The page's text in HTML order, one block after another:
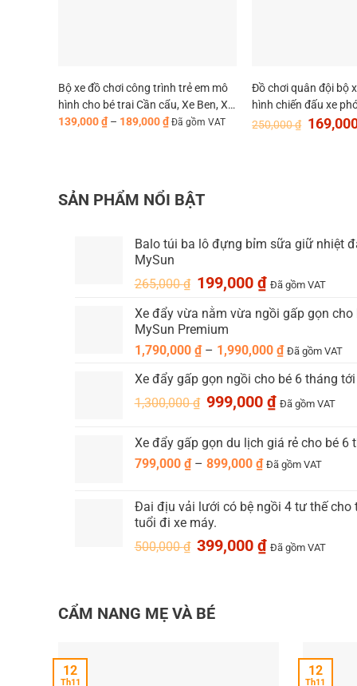
Đồ chơi xe công trình làm từ nhựa ABS bền bỉ và
Hộp màu được trang trí, thiết kế ấn tượng thích
Bộ xe đồ chơi công trình trẻ em mô
hình cho bé trai Cần cẩu, Xe Ben, Xe
Tải, Trộn bê tông – MySun
139,000₫ – 189,000₫Khoảng
giá:
Đã gồm VAT
Đồ chơi quân đội bộ
hình chiến đấu xe
dò ra đa xe bồn
250,000₫ Giá
gốc
SẢN PHẨM NỔI BẬT
Balo túi ba lô đựng bỉm sữa giữ nhiệt
MySun
265,000₫ Giá
là:
265,000 ₫.
199,000₫Giá
tại
199,000 ₫.
Đã gồm VAT
Xe đẩy vừa nằm vừa ngồi gấp gọn
MySun Premium
1,790,000 ₫ – 1,990,000 ₫Khoảng
từ
1,790,000 ₫
1,990,000 ₫
Đã gồm VAT
Xe đẩy gấp gọn ngồi cho bé 6 tháng
1,300,000₫ Giá
1,300,000 ₫.
999,000₫Giá
là:
999,000 ₫.
Đã gồm VAT
Xe đẩy gấp gọn du lịch giá rẻ cho bé 6
799,000 ₫ – 899,000 ₫Khoảng
799,000 ₫
899,000 ₫
Đã gồm VAT
Đai địu vải lưới có bệ ngồi 4 tư thế cho
tuổi đi xe máy.
500,000₫ Giá
399,000₫Giá
Đã gồm VAT
CẨM NANG MẸ VÀ BÉ
12
Th11
12
Th11